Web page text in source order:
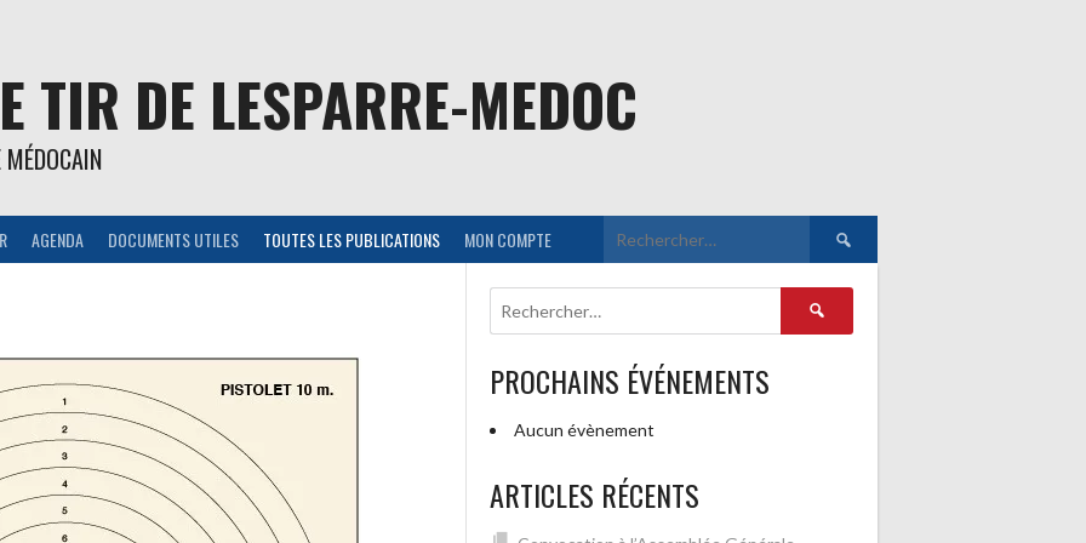
TIR DE LESPARRE-MEDOC
AGENDA DOCUMENTS UTILES TOUTES LES PUBLICATIONS MON COMPTE Rechercher :
Rechercher :
PROCHAINS ÉVÉNEMENTS
Aucun évènement
ARTICLES RÉCENTS